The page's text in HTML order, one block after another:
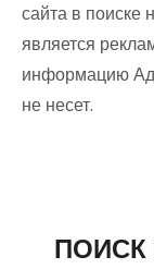
сайта в поиске
является
информацию
не несет.
ПОИСК